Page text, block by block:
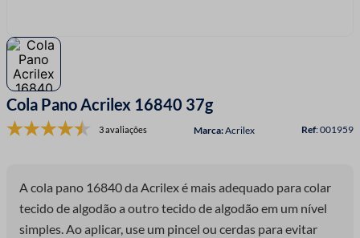
Cola Pano Acrilex 16840 37g
3 avaliações Acrilex :001959
A cola pano 16840 da Acrilex é mais adequado para colar
tecido de algodão a outro tecido de algodão em um nível
simples. Ao aplicar, use um pincel ou cerdas para evitar